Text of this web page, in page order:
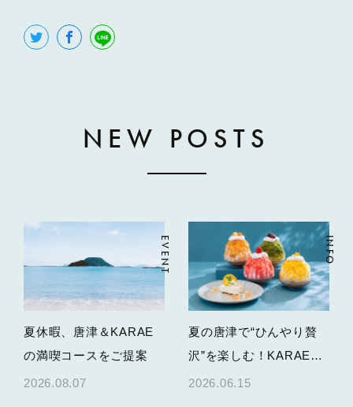
NEW POSTS
夏休暇、唐津＆KARAE
の満喫コースをご提案
2026.08.07
EVENT
夏の唐津で“ひんやり贅
沢”を楽しむ！KARAE
TABLEかき氷＆限定スイ
2026.06.15
INFO